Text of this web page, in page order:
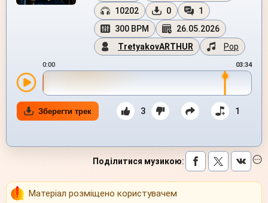
10202 0
1
300 BPM
26.05.2026
TretyakovARTHUR
Pop
0:00 03:34
Зберегти трек 3 1
Поділитися музикою:
Матеріал розміщено користувачем